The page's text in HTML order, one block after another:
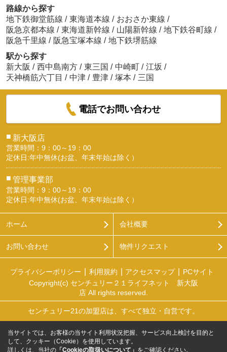
路線から探す
地下鉄御堂筋線 / 東海道本線 / おおさか東線 /
阪急京都本線 / 東海道新幹線 / 山陽新幹線 / 地下鉄谷町線 /
阪急千里線 / 阪急宝塚本線 / 地下鉄堺筋線
駅から探す
新大阪 / 西中島南方 / 東三国 / 中崎町 / 江坂 /
天神橋筋六丁目 / 中津 / 豊津 / 塚本 / 三国
電話でお問い合わせ
■ 新大阪店
営業時間：9：00～19：00
定休日:年中無休(お盆、年末年始は除く）
■ 管理事業部
営業時間：9：00～19：00
定休日:年中無休(お盆、年末年始は除く）
ホーム 会社概要
お問い合わせ 物件リクエスト
プライバシーポリシー 利用規約 アクセスマップ
PCサイト
Copyright(c) センチュリー２１ライフネット 新大阪
店 All rights reserved.
センチュリー21の加盟店は、すべて独立・自営です。
当サイトでは、お客様の当サイト利用状況把握、サービス向上検討を目的と
して、クッキー（Cookie）を使用しています。
詳しくは、当社の 「Cookieの取扱いについて」 をご確認ください。